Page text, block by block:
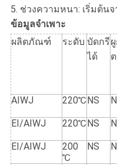
5. ช่วงความหนา: เริ่มต้นจ
ข้อมูลจำเพาะ
ผลิตภัณฑ์
ระดับ บัดกรี
ได้
AIWJ
220℃ NS
EI/AIWJ 220℃ NS
EI/AIWJ
200
℃
NS